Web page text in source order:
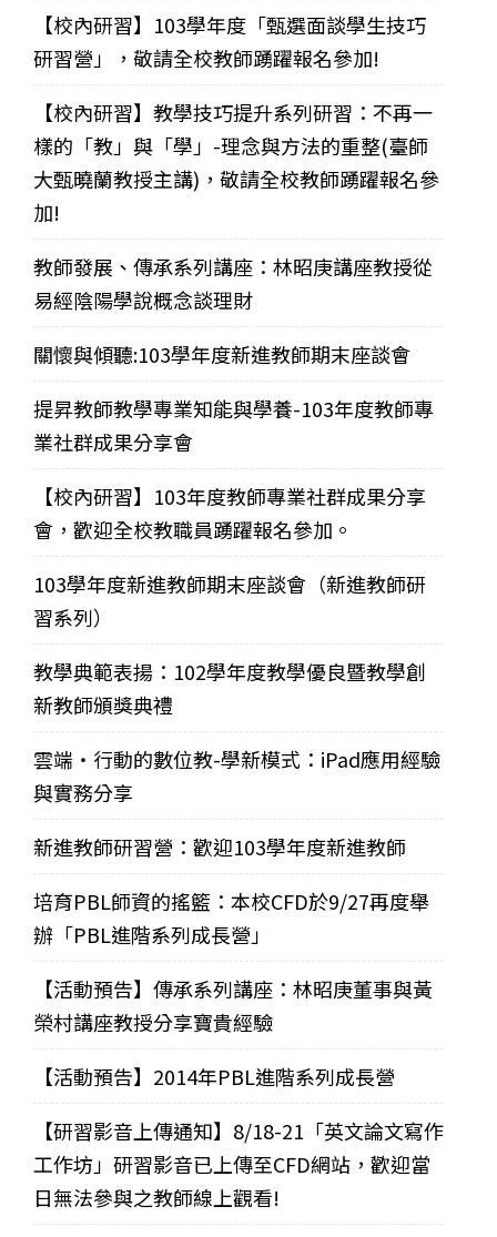
【校內研習】103學年度「甄選面談學生技巧
研習營」，敬請全校教師踴躍報名參加!
【校內研習】教學技巧提升系列研習：不再一
樣的「教」與「學」-理念與方法的重整(臺師
大甄曉蘭教授主講)，敬請全校教師踴躍報名參
加!
教師發展、傳承系列講座：林昭庚講座教授從
易經陰陽學說概念談理財
關懷與傾聽:103學年度新進教師期末座談會
提昇教師教學專業知能與學養-103年度教師專
業社群成果分享會
【校內研習】103年度教師專業社群成果分享
會，歡迎全校教職員踴躍報名參加。
103學年度新進教師期末座談會（新進教師研
習系列）
教學典範表揚：102學年度教學優良暨教學創
新教師頒獎典禮
雲端‧行動的數位教-學新模式：iPad應用經驗
與實務分享
新進教師研習營：歡迎103學年度新進教師
培育PBL師資的搖籃：本校CFD於9/27再度舉
辦「PBL進階系列成長營」
【活動預告】傳承系列講座：林昭庚董事與黃
榮村講座教授分享寶貴經驗
【活動預告】2014年PBL進階系列成長營
【研習影音上傳通知】8/18-21「英文論文寫作
工作坊」研習影音已上傳至CFD網站，歡迎當
日無法參與之教師線上觀看!